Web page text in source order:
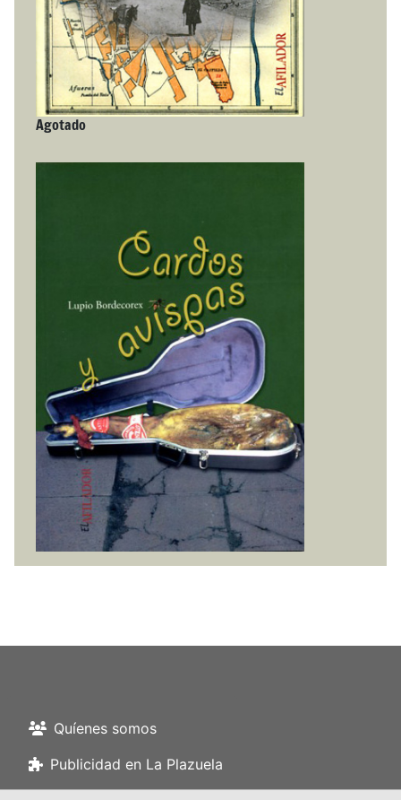
Agotado
Quíenes somos
Publicidad en La Plazuela